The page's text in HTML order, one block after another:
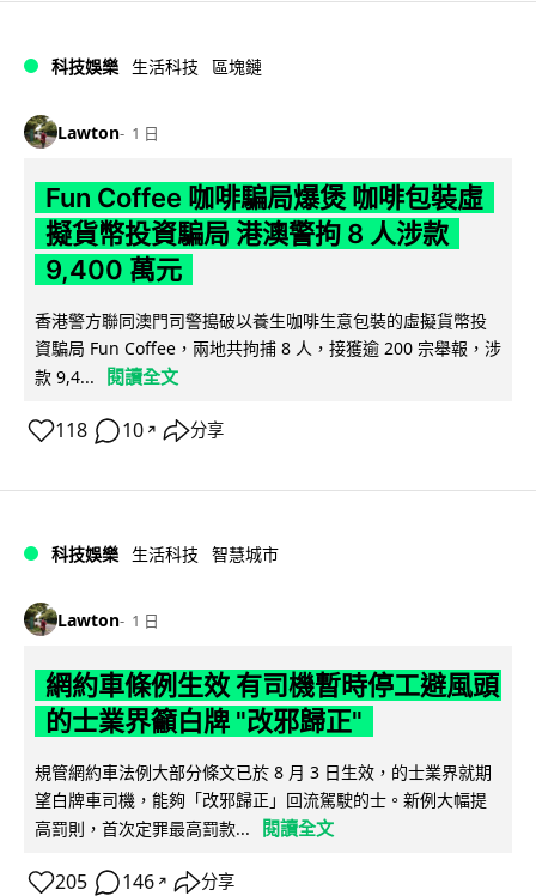
科技娛樂 生活科技 區塊鏈
Lawton 1 日
Fun Coffee 咖啡騙局爆煲 咖啡包裝虛
擬貨幣投資騙局 港澳警拘 8 人涉款
9,400 萬元
香港警方聯同澳門司警搗破以養生咖啡生意包裝的虛擬貨幣投
資騙局 Fun Coffee，兩地共拘捕 8 人，接獲逾 200 宗舉報，涉
款 9,4...
閱讀全文
118 10 ↗ 分享
科技娛樂 生活科技 智慧城市
Lawton 1 日
網約車條例生效 有司機暫時停工避風頭
的士業界籲白牌 "改邪歸正"
規管網約車法例大部分條文已於 8 月 3 日生效，的士業界就期
望白牌車司機，能夠「改邪歸正」回流駕駛的士。新例大幅提
高罰則，首次定罪最高罰款...
閱讀全文
205 146 ↗ 分享